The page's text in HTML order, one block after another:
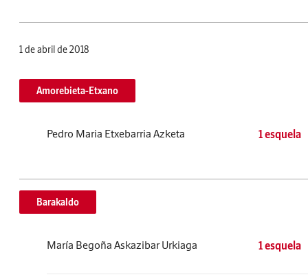
1 de abril de 2018
Amorebieta-Etxano
Pedro Maria Etxebarria Azketa 1 esquela
Barakaldo
María Begoña Askazibar Urkiaga 1 esquela